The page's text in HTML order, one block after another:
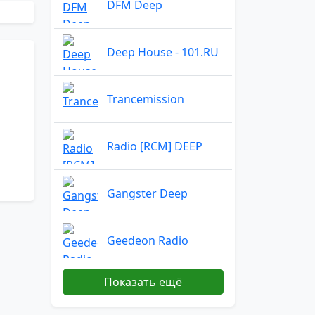
DFM Deep
Deep House - 101.RU
Trancemission
Radio [RCM] DEEP
Gangster Deep
Geedeon Radio
Frisky Radio
Показать ещё